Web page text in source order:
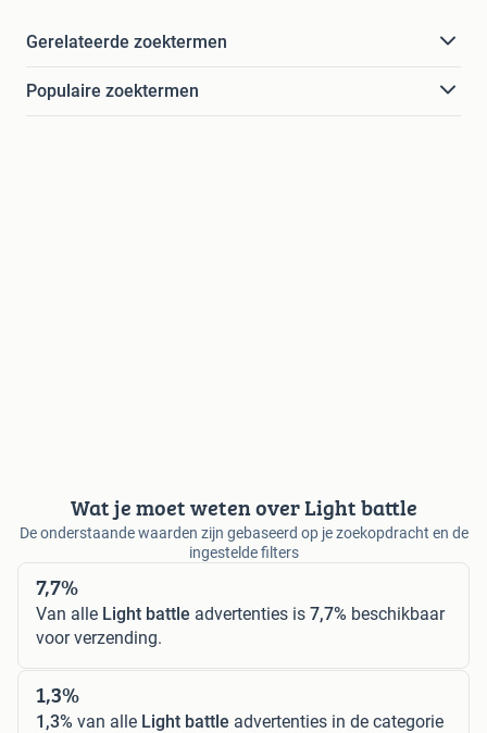
Gerelateerde zoektermen
Populaire zoektermen
Wat je moet weten over Light battle
De onderstaande waarden zijn gebaseerd op je zoekopdracht en de
ingestelde filters
7,7%
Van alle Light battle advertenties is 7,7% beschikbaar
voor verzending.
1,3%
1,3% van alle Light battle advertenties in de categorie